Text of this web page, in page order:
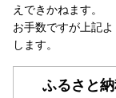
えできかねます。
お手数ですが上記
します。
ふるさと